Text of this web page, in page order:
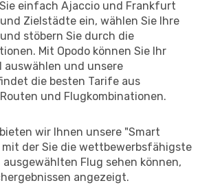
einfach Ajaccio und Frankfurt
Zielstädte ein, wählen Sie Ihre
stöbern Sie durch die
Mit Opodo können Sie Ihr
auswählen und unsere
die besten Tarife aus
und Flugkombinationen.
wir Ihnen unsere "Smart
mit der Sie die wettbewerbsfähigste
Flug sehen können,
angezeigt.